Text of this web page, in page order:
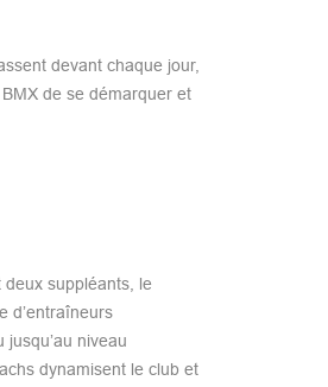
devant chaque jour,
de se démarquer et
suppléants, le
d’entraîneurs
niveau
dynamisent le club et